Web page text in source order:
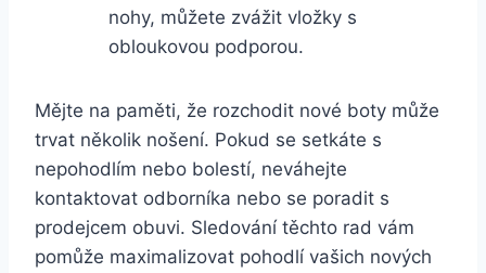
nohy, můžete zvážit ⁣vložky s
⁣obloukovou podporou.
Mějte na paměti, že rozchodit nové ⁢boty může
trvat několik nošení. Pokud se setkáte s‍
nepohodlím nebo bolestí, neváhejte
kontaktovat‌ odborníka nebo se poradit s
prodejcem ‌obuvi. ⁣Sledování‍ těchto⁣ rad vám
pomůže maximalizovat pohodlí ⁤vašich nových